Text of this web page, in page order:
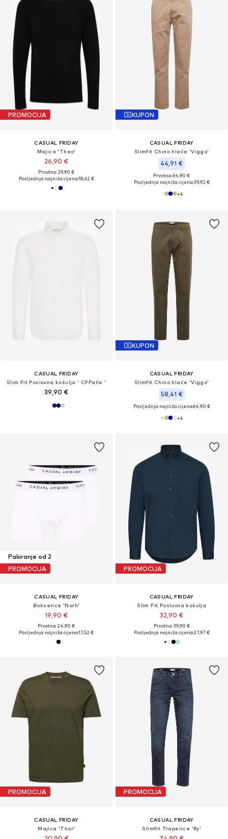
PROMOCIJA
CASUAL FRIDAY
Majica 'Theo'
26,90 €
Prvotno: 29,90 €
Posljednja najniža cijena:18,62 €
KUPON
CASUAL FRIDAY
Slimfit Chino hlače 'Viggo'
44,91 €
Prvotno: 64,90 €
Posljednja najniža cijena:39,92 €
+4
CASUAL FRIDAY
Slim Fit Poslovna košulja ' CFPalle '
39,90 €
KUPON
CASUAL FRIDAY
Slimfit Chino hlače 'Viggo'
58,41 €
Posljednja najniža cijena:64,90 €
+4
Pakiranje od 2
PROMOCIJA
CASUAL FRIDAY
Bokserice 'Norh'
19,90 €
Prvotno: 24,90 €
Posljednja najniža cijena:17,52 €
PROMOCIJA
CASUAL FRIDAY
Slim Fit Poslovna košulja
32,90 €
Prvotno: 39,90 €
Posljednja najniža cijena:27,97 €
PROMOCIJA
CASUAL FRIDAY
Majica 'Thor'
PROMOCIJA
CASUAL FRIDAY
Slimfit Traperice 'Ry'